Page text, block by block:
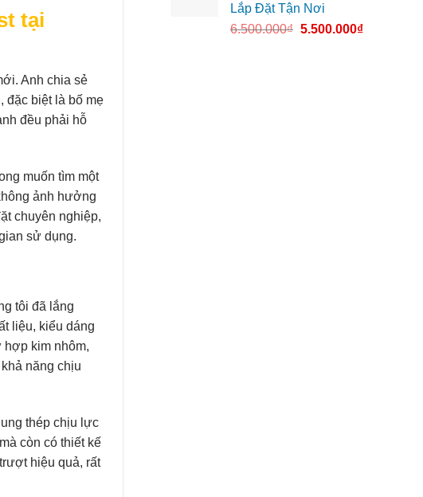
tại
Anh chia sẻ
đặc biệt là bố mẹ
đều phải hỗ
muốn tìm một
ảnh hưởng
chuyên nghiệp,
sử dụng.
tôi đã lắng
liệu, kiểu dáng
kim nhôm,
năng chịu
thép chịu lực
còn có thiết kế
hiệu quả, rất
Lắp Đặt Tận Nơi
6.500.000₫ 5.500.000₫